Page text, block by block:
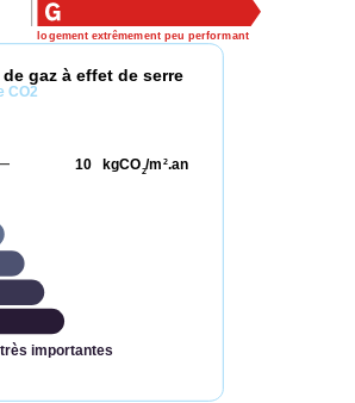
logement extrêmement peu performant
gaz à effet de serre
CO2
importantes
kgCO2/m 2.an
10